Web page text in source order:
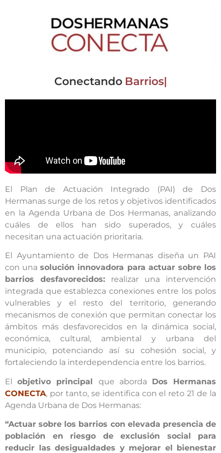
Conectando Barrios
El Plan de Actuación Integrado (PAI) de Dos
Hermanas surge de los retos y objetivos identificados
en la Agenda Urbana de Dos Hermanas, analizando
cuáles de ellos han sido superados, y cuáles
necesitan una actuación prioritaria.
El Ayuntamiento de Dos Hermanas diseña un PAI
con unasolución innovadora para actuar sobre los
barrios desfavorecidos: realizar una intervención
integrada que establezca conexiones entre los polos
vulnerables y el resto del territorio, generando
mecanismos de conexión que permitan conectar los
ámbitos más desfavorecidos en la dinámica social,
económica, cultural, ambiental y urbana del
municipio, potenciando así su cohesión social, y
fortaleciendo la interdependencia entre los barrios.
Elobjetivo principal que aborda Dos Hermanas
CONECTA, por tanto, se identifica con el reto 21 de la
Agenda Urbana de Dos Hermanas:
“Actuar sobre los barrios con elevada presencia de
población en riesgo de exclusión social para
reducir las desigualdades y mejorar el bienestar